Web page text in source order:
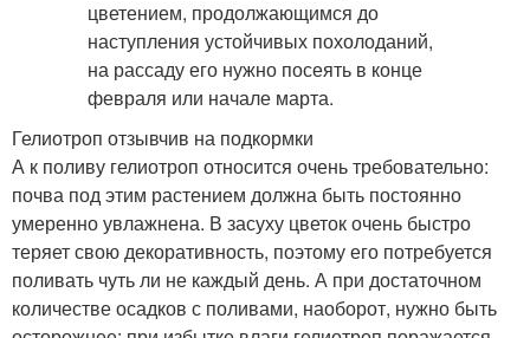
Гелиотроп отзывчив на подкормки
А к поливу гелиотроп относится очень требовательно:
почва под этим растением должна быть постоянно
умеренно увлажнена. В засуху цветок очень быстро
теряет свою декоративность, поэтому его потребуется
поливать чуть ли не каждый день. А при достаточном
количестве осадков с поливами, наоборот, нужно быть